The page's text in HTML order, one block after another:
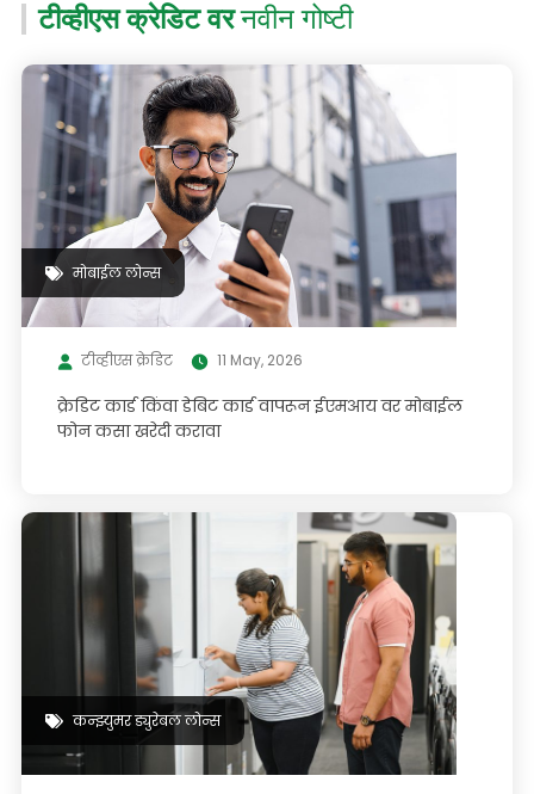
टीव्हीएस क्रेडिट वरनवीन गोष्टी
मोबाईल लोन्स
टीव्हीएस क्रेडिट 11 May, 2026
क्रेडिट कार्ड किंवा डेबिट कार्ड वापरून ईएमआय वर मोबाईल
फोन कसा खरेदी करावा
कन्झ्युमर ड्युरेबल लोन्स